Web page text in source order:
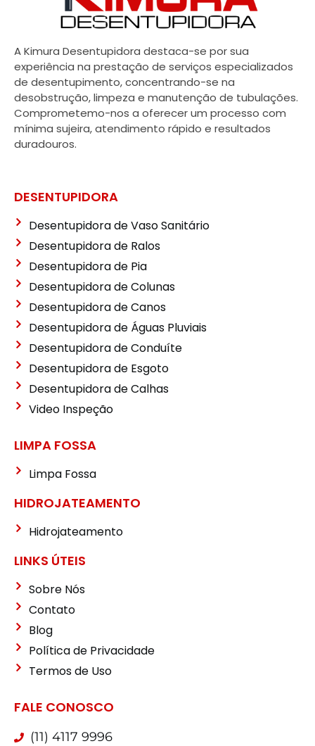
A Kimura Desentupidora destaca-se por sua
experiência na prestação de serviços especializados
de desentupimento, concentrando-se na
desobstrução, limpeza e manutenção de tubulações.
Comprometemo-nos a oferecer um processo com
mínima sujeira, atendimento rápido e resultados
duradouros.
DESENTUPIDORA
Desentupidora de Vaso Sanitário
Desentupidora de Ralos
Desentupidora de Pia
Desentupidora de Colunas
Desentupidora de Canos
Desentupidora de Águas Pluviais
Desentupidora de Conduíte
Desentupidora de Esgoto
Desentupidora de Calhas
Video Inspeção
LIMPA FOSSA
Limpa Fossa
HIDROJATEAMENTO
Hidrojateamento
LINKS ÚTEIS
Sobre Nós
Contato
Blog
Política de Privacidade
Termos de Uso
FALE CONOSCO
(11) 4117 9996